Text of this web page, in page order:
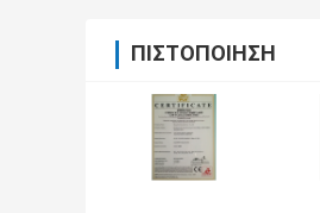
ΠΙΣΤΟΠΟΊΗΣΗ